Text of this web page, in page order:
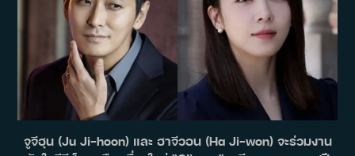
จูจีฮุน (Ju Ji-hoon) และ ฮาจีวอน (Ha Ji-won) จะร่วมงาน